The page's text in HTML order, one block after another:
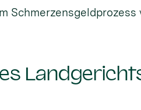
Schmerzensgeldprozess